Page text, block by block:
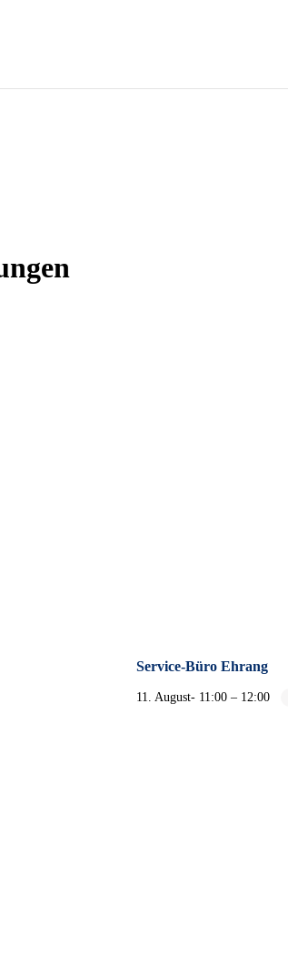
Service-Büro Ehrang
11. August- 11:00 – 12:00